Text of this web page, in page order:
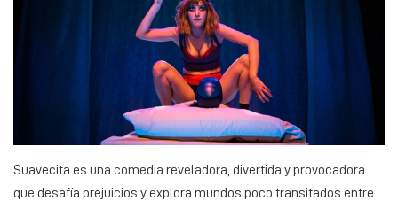
Suavecita es una comedia reveladora, divertida y provocadora
que desafía prejuicios y explora mundos poco transitados entre